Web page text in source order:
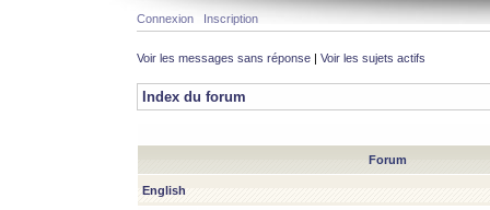
Connexion Inscription
Voir les messages sans réponse | Voir les sujets actifs
Index du forum
Forum
English